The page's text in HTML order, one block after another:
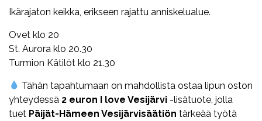
Ikärajaton keikka, erikseen rajattu anniskelualue.
Ovet klo 20
St. Aurora klo 20.30
Turmion Kätilöt klo 21.30
Tähän tapahtumaan on mahdollista ostaa lipun oston
yhteydessä 2 euron I love Vesijärvi -lisätuote, jolla
tuet Päijät-Hämeen Vesijärvisäätiön tärkeää työtä